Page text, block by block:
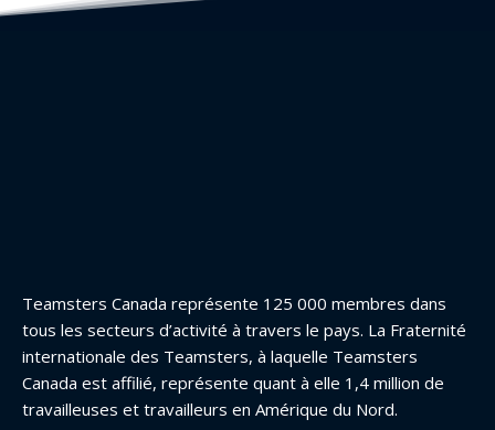
Teamsters Canada représente 125 000 membres dans
tous les secteurs d’activité à travers le pays. La Fraternité
internationale des Teamsters, à laquelle Teamsters
Canada est affilié, représente quant à elle 1,4 million de
travailleuses et travailleurs en Amérique du Nord.